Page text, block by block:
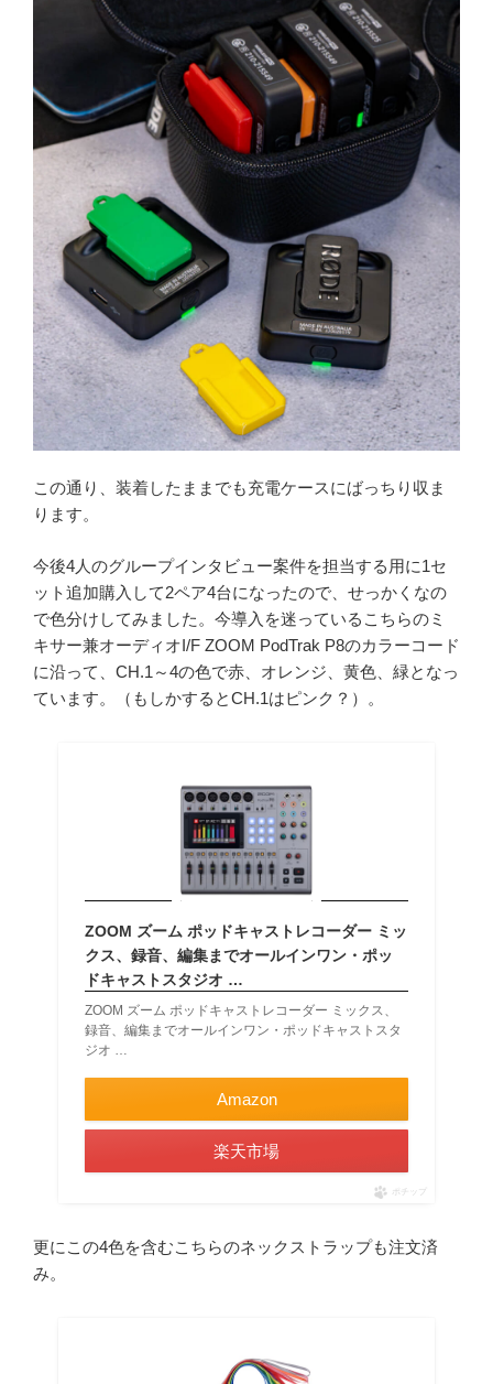
この通り、装着したままでも充電ケースにばっちり収ま
ります。
今後4人のグループインタビュー案件を担当する用に1セ
ット追加購入して2ペア4台になったので、せっかくなの
で色分けしてみました。今導入を迷っているこちらのミ
キサー兼オーディオI/F ZOOM PodTrak P8のカラーコード
に沿って、CH.1～4の色で赤、オレンジ、黄色、緑となっ
ています。（もしかするとCH.1はピンク？）。
ZOOM ズーム ポッドキャストレコーダー ミッ
クス、録音、編集までオールインワン・ポッ
ドキャストスタジオ …
ZOOM ズーム ポッドキャストレコーダー ミックス、
録音、編集までオールインワン・ポッドキャストスタ
ジオ …
Amazon
楽天市場
ポチップ
更にこの4色を含むこちらのネックストラップも注文済
み。